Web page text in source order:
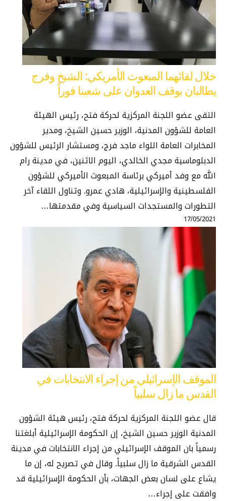
خلال لقائهما المبعوث الأمريكي: الشيخ وفرج
يطالبان بوقف العدوان على شعبنا فوراً
التقى عضو اللجنة المركزية لحركة فتح، رئيس الهيئة
العامة للشؤون المدنية، الوزير حسين الشيخ، ومدير
المخابرات العامة اللواء ماجد فرج، ومستشار الرئيس للشؤون
الدبلوماسية مجدي الخالدي، اليوم الاثنين، في مدينة رام
الله مع وفد أميركي برئاسة المبعوث الأميركي للشؤون
الفلسطينية والإسرائيلية، هادي عمرو. وتناول اللقاء آخر
التطورات والمستجدات السياسية وفي مقدمتها…
17/05/2021
الموقف الإسرائيلي من إجراء الانتخابات في
القدس ما زال سلبياً
قال عضو اللجنة المركزية لحركة فتح، رئيس هيئة الشؤون
المدنية الوزير حسين الشيخ، إن الحكومة الإسرائيلية أبلغتنا
رسمياً بان الموقف الإسرائيلي من إجراء الانتخابات في مدينة
القدس الشرقية ما زال سلبياً. وقال في تصريح له، إن ما
يشاع على لسان بعض الجهات، بأن الحكومة الإسرائيلية قد
وافقت على إجراء…